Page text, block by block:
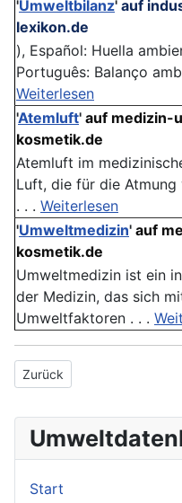
'Umweltbilanz' auf
lexikon.de
), Español: Huella
Português: Balanço
Weiterlesen
'Atemluft' auf medizin-
kosmetik.de
Atemluft im
Luft, die für die
. . . Weiterlesen
'Umweltmedizin' auf
kosmetik.de
Umweltmedizin ist ein
der Medizin, das sich
Umweltfaktoren . . .
Vorheriger Beitrag:
Zurück
Start